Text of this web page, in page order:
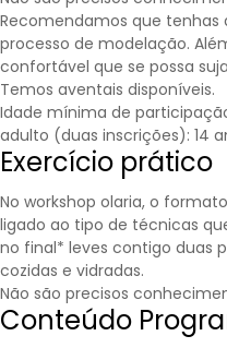
Recomendamos que
processo de modelação.
confortável que se possa
Temos aventais disponíveis.
Idade mínima de
adulto (duas inscrições): 14
Exercício prático
No workshop olaria, o
ligado ao tipo de técnicas
no final* leves contigo duas
cozidas e vidradas.
Não são precisos
Conteúdo